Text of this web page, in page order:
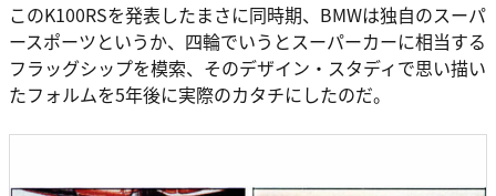
このK100RSを発表したまさに同時期、BMWは独自のスーパ
ースポーツというか、四輪でいうとスーパーカーに相当する
フラッグシップを模索、そのデザイン・スタディで思い描い
たフォルムを5年後に実際のカタチにしたのだ。